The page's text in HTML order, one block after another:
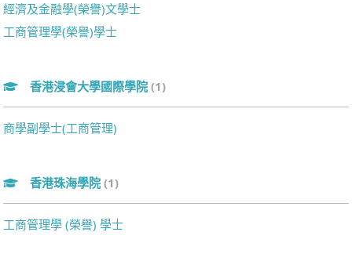
經濟及金融學(榮譽)文學士
工商管理學(榮譽)學士
香港浸會大學國際學院 (1)
商學副學士(工商管理)
香港珠海學院 (1)
工商管理學 (榮譽) 學士